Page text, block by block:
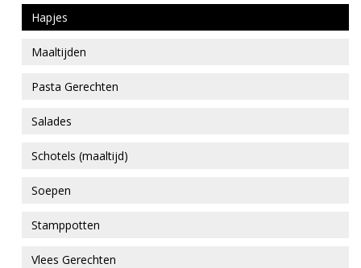
Hapjes
Maaltijden
Pasta Gerechten
Salades
Schotels (maaltijd)
Soepen
Stamppotten
Vlees Gerechten